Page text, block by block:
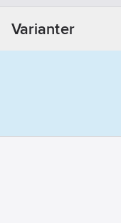
storlek gör det också
lämpligt att använda
Materialklass GZ50
Varianter